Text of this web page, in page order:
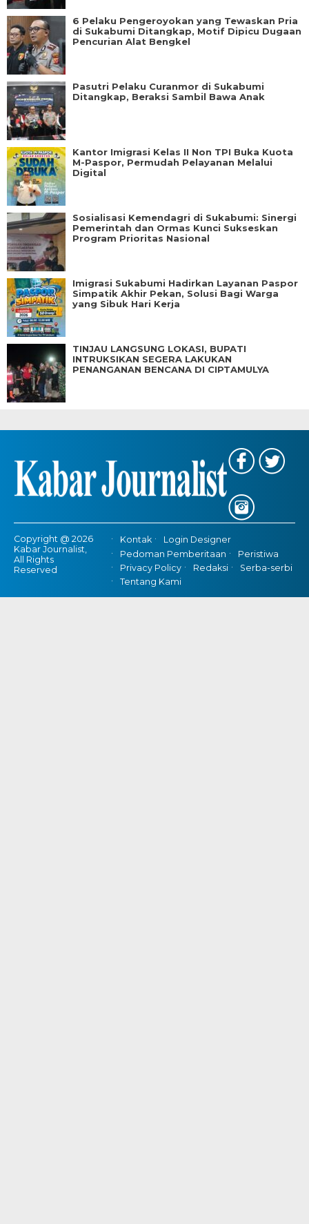
6 Pelaku Pengeroyokan yang Tewaskan Pria
di Sukabumi Ditangkap, Motif Dipicu Dugaan
Pencurian Alat Bengkel
Pasutri Pelaku Curanmor di Sukabumi
Ditangkap, Beraksi Sambil Bawa Anak
Kantor Imigrasi Kelas II Non TPI Buka Kuota
M-Paspor, Permudah Pelayanan Melalui
Digital
Sosialisasi Kemendagri di Sukabumi: Sinergi
Pemerintah dan Ormas Kunci Sukseskan
Program Prioritas Nasional
Imigrasi Sukabumi Hadirkan Layanan Paspor
Simpatik Akhir Pekan, Solusi Bagi Warga
yang Sibuk Hari Kerja
TINJAU LANGSUNG LOKASI, BUPATI
INTRUKSIKAN SEGERA LAKUKAN
PENANGANAN BENCANA DI CIPTAMULYA
Copyright @ 2026
Kabar Journalist,
All Rights
Reserved
Kontak
Login Designer
Pedoman Pemberitaan
Peristiwa
Privacy Policy
Redaksi
Serba-serbi
Tentang Kami